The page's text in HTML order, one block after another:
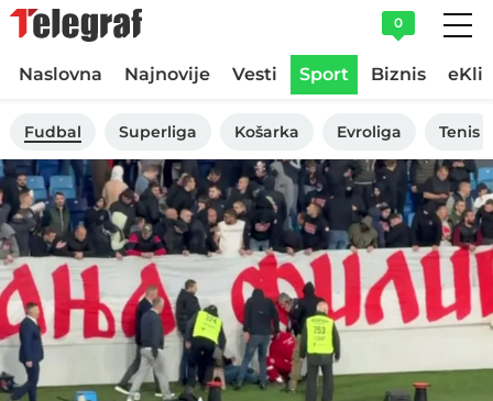
0
Naslovna Najnovije Vesti Sport Biznis
Fudbal Superliga Košarka Evroliga Tenis